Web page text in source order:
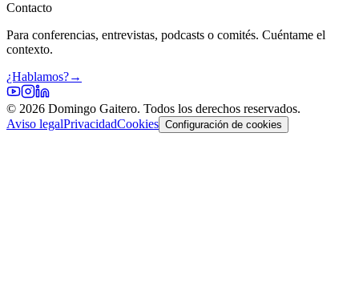
Contacto
Para conferencias, entrevistas, podcasts o comités. Cuéntame el
contexto.
¿Hablamos?→
© 2026 Domingo Gaitero. Todos los derechos reservados.
Aviso legalPrivacidadCookies Configuración de cookies